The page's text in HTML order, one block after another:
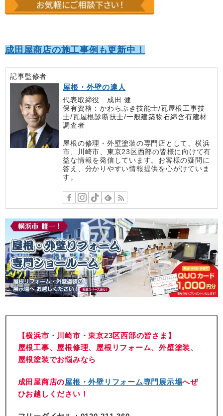
成田屋商店の施工事例も更新中！
記事監修者
屋根・外壁の達人
代表取締役 成田 健
保有資格：かわらぶき技能士/瓦屋根工事技
士/瓦屋根診断技士/一般建築物石綿含有建材
調査者
屋根の修理・外壁塗装の専門店として、横浜
市、川崎市、東京23区西部の皆様に向けて有
益な情報を発信しています。お客様の疑問に
答え、分かりやすい情報提供を心がけていま
す。
【横浜市・川崎市・東京23区西部の皆さま】
屋根工事、屋根修理、屋根リフォーム、外壁塗装、
屋根塗装でお悩みなら
成田屋商店の屋根・外壁リフォーム専門展示場へぜ
ひお越しください！